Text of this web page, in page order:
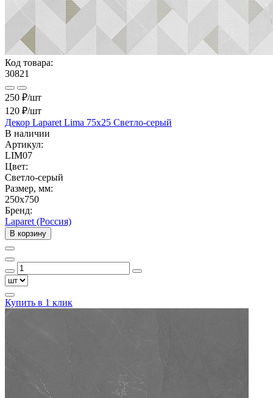
Код товара:
30821
250 ₽/шт
120 ₽/шт
Декор Laparet Lima 75x25 Светло-серый
В наличии
Артикул:
LIM07
Цвет:
Светло-серый
Размер, мм:
250x750
Бренд:
Laparet (Россия)
В корзину
Купить в 1 клик